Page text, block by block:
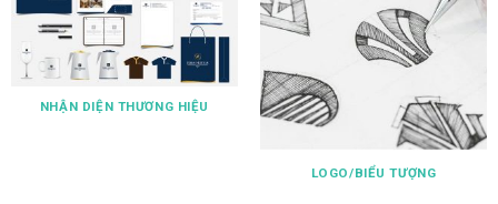
NHẬN DIỆN THƯƠNG HIỆU
LOGO/BIỂU TƯỢNG